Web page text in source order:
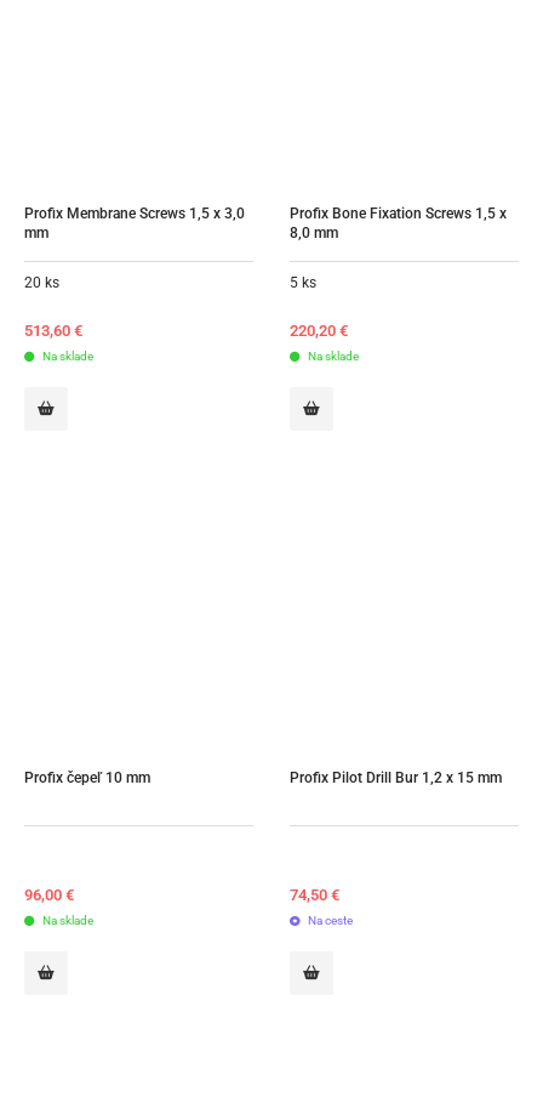
Profix Membrane Screws 1,5 x 3,0
mm
20 ks
513,60 €
Na sklade
Profix Bone Fixation Screws 1,5 x
8,0 mm
5 ks
220,20 €
Na sklade
Profix čepeľ 10 mm
96,00 €
Na sklade
Profix Pilot Drill Bur 1,2 x 15 mm
74,50 €
Na ceste